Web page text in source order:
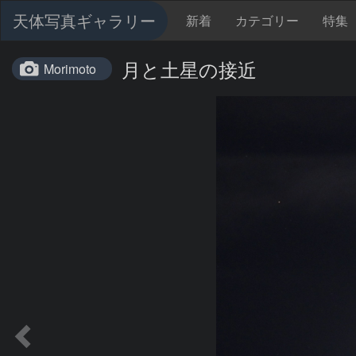
天体写真ギャラリー 新着 カテゴリー 特集
Morimoto 月と土星の接近